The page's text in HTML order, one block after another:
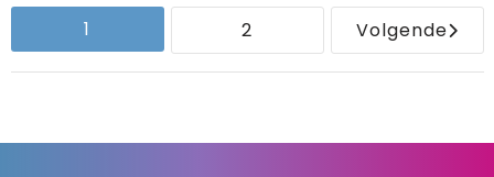
1 2 Volgende